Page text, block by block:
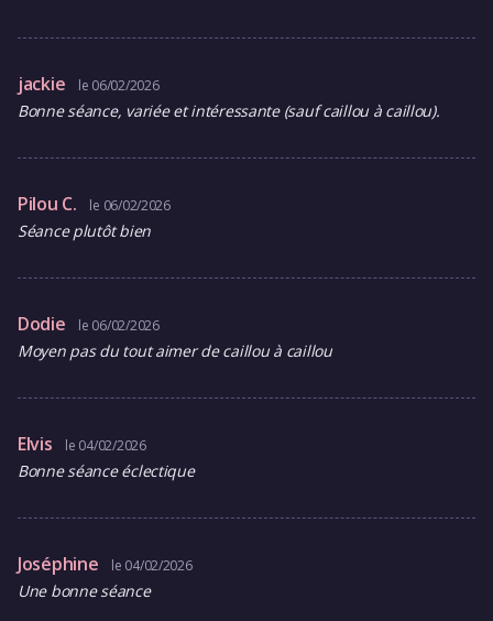
jackie le 06/02/2026
Bonne séance, variée et intéressante (sauf caillou à caillou).
Pilou C. le 06/02/2026
Séance plutôt bien
Dodie le 06/02/2026
Moyen pas du tout aimer de caillou à caillou
Elvis le 04/02/2026
Bonne séance éclectique
Joséphine le 04/02/2026
Une bonne séance